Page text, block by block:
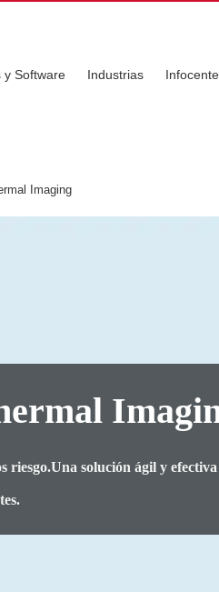
y Software Industrias
Imaging
riesgo.Una solución ágil y